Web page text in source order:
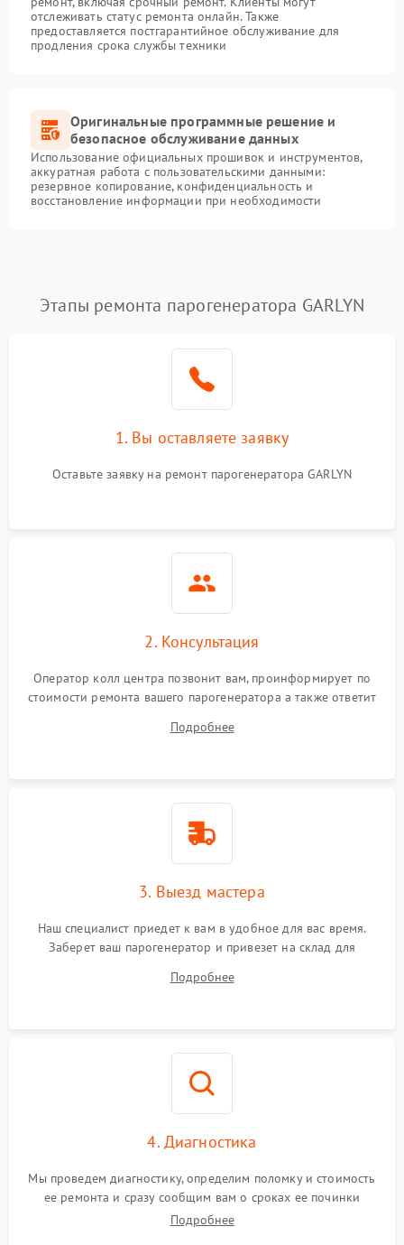
отслеживать статус ремонта онлайн. Также
предоставляется постгарантийное обслуживание для
продления срока службы техники
Оригинальные программные решение и
безопасное обслуживание данных
Использование официальных прошивок и инструментов,
аккуратная работа с пользовательскими данными:
резервное копирование, конфиденциальность и
восстановление информации при необходимости
Этапы ремонта парогенератора GARLYN
1. Вы оставляете заявку
Оставьте заявку на ремонт парогенератора GARLYN
2. Консультация
Оператор колл центра позвонит вам, проинформирует по
стоимости ремонта вашего парогенератора а также ответит
Подробнее
3. Выезд мастера
Наш специалист приедет к вам в удобное для вас время.
Заберет ваш парогенератор и привезет на склад для
Подробнее
4. Диагностика
Мы проведем диагностику, определим поломку и стоимость
ее ремонта и сразу сообщим вам о сроках ее починки
Подробнее